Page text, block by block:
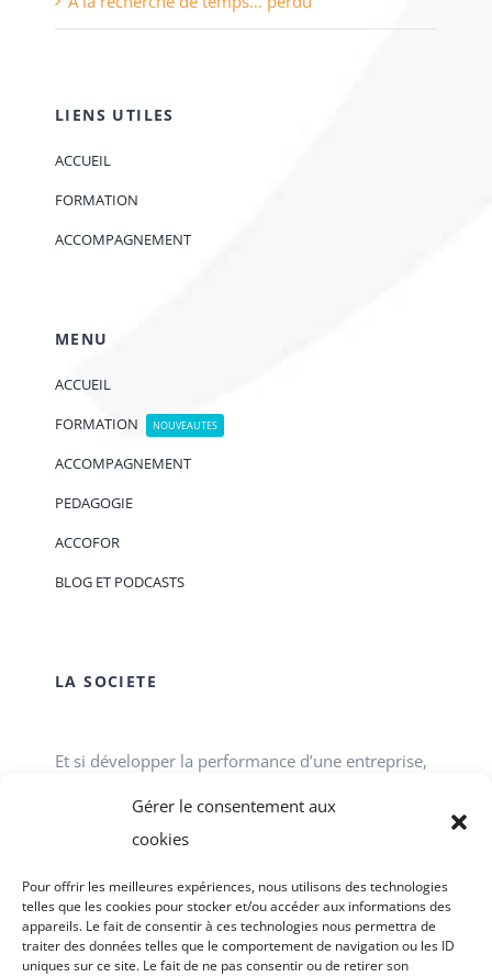
Gérer le consentement aux
cookies
Pour offrir les meilleures expériences, nous utilisons des technologies
telles que les cookies pour stocker et/ou accéder aux informations des
appareils. Le fait de consentir à ces technologies nous permettra de
traiter des données telles que le comportement de navigation ou les ID
uniques sur ce site. Le fait de ne pas consentir ou de retirer son
LIENS UTILES
ACCUEIL
FORMATION
ACCOMPAGNEMENT
MENU
ACCUEIL
FORMATION
NOUVEAUTES
ACCOMPAGNEMENT
PEDAGOGIE
ACCOFOR
BLOG ET PODCASTS
LA SOCIETE
Et si développer la performance d’une entreprise,
d’une association, d’un service public passait tout
simplement par le développement des talents
vous propose des formations-actions.